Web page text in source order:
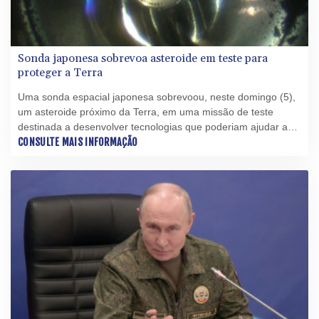
Sonda japonesa sobrevoa asteroide em teste para
proteger a Terra
Uma sonda espacial japonesa sobrevoou, neste domingo (5),
um asteroide próximo da Terra, em uma missão de teste
destinada a desenvolver tecnologias que poderiam ajudar a
proteger o planeta de corpos rochosos perigosos.
CONSULTE MAIS INFORMAÇÃO